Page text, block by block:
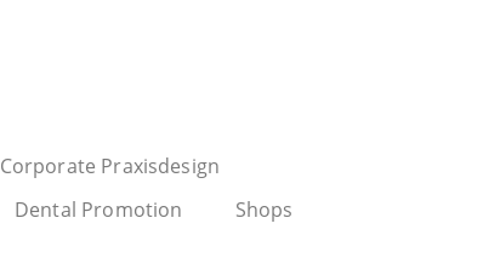
Corporate Praxisdesign
Dental Promotion Shops